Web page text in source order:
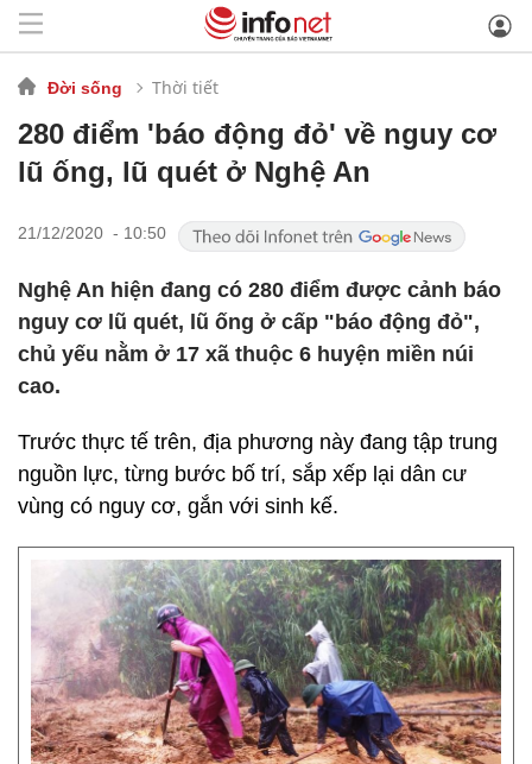
Đời sống Thời tiết
280 điểm 'báo động đỏ' về nguy cơ
lũ ống, lũ quét ở Nghệ An
21/12/2020 - 10:50
Nghệ An hiện đang có 280 điểm được cảnh báo
nguy cơ lũ quét, lũ ống ở cấp "báo động đỏ",
chủ yếu nằm ở 17 xã thuộc 6 huyện miền núi
cao.
Trước thực tế trên, địa phương này đang tập trung
nguồn lực, từng bước bố trí, sắp xếp lại dân cư
vùng có nguy cơ, gắn với sinh kế.